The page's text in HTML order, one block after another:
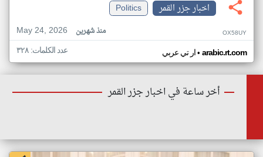
اخبار جزر القمر
Politics
May 24, 2026
منذ شهرين OX58UY
ار تي عربي• arabic.rt.com عدد الكلمات: ٣٢٨
أخر ساعة في اخبار جزر القمر